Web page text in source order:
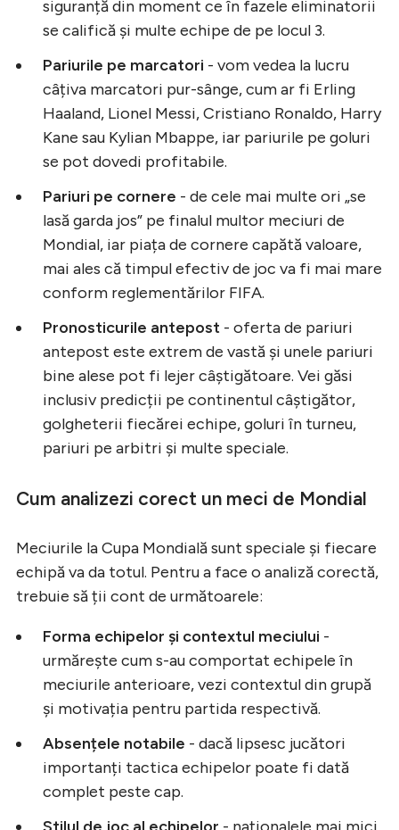
siguranță din moment ce în fazele eliminatorii
se califică și multe echipe de pe locul 3.
Pariurile pe marcatori - vom vedea la lucru
câțiva marcatori pur-sânge, cum ar fi Erling
Haaland, Lionel Messi, Cristiano Ronaldo, Harry
Kane sau Kylian Mbappe, iar pariurile pe goluri
se pot dovedi profitabile.
Pariuri pe cornere - de cele mai multe ori „se
lasă garda jos” pe finalul multor meciuri de
Mondial, iar piața de cornere capătă valoare,
mai ales că timpul efectiv de joc va fi mai mare
conform reglementărilor FIFA.
Pronosticurile antepost - oferta de pariuri
antepost este extrem de vastă și unele pariuri
bine alese pot fi lejer câștigătoare. Vei găsi
inclusiv predicții pe continentul câștigător,
golgheterii fiecărei echipe, goluri în turneu,
pariuri pe arbitri și multe speciale.
Cum analizezi corect un meci de Mondial
Meciurile la Cupa Mondială sunt speciale și fiecare
echipă va da totul. Pentru a face o analiză corectă,
trebuie să ții cont de următoarele:
Forma echipelor și contextul meciului -
urmărește cum s-au comportat echipele în
meciurile anterioare, vezi contextul din grupă
și motivația pentru partida respectivă.
Absențele notabile - dacă lipsesc jucători
importanți tactica echipelor poate fi dată
complet peste cap.